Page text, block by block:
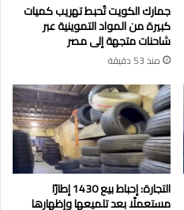
جمارك الكويت تُحبط تهريب كميات
كبيرة من المواد التموينية عبر
شاحنات متجهة إلى مصر
منذ 53 دقيقة
التجارة: إحباط بيع 1430 إطارًا
مستعملًا بعد تلميعها وإظهارها